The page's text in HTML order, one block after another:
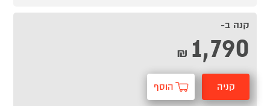
קנה ב-
1,790
₪
קניה הוסף